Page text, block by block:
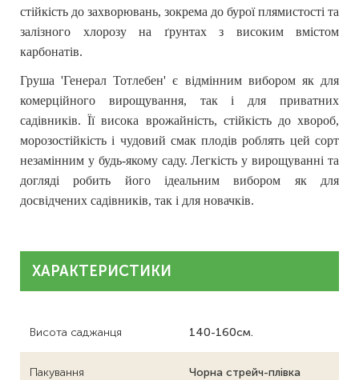
стійкість до захворювань, зокрема до бурої плямистості та
залізного хлорозу на ґрунтах з високим вмістом
карбонатів.
Груша 'Генерал Тотлебен' є відмінним вибором як для
комерційного вирощування, так і для приватних
садівників. Її висока врожайність, стійкість до хвороб,
морозостійкість і чудовий смак плодів роблять цей сорт
незамінним у будь-якому саду. Легкість у вирощуванні та
догляді робить його ідеальним вибором як для
досвідчених садівників, так і для новачків.
ХАРАКТЕРИСТИКИ
Висота саджанця 140-160см.
Пакування Чорна стрейч-плівка